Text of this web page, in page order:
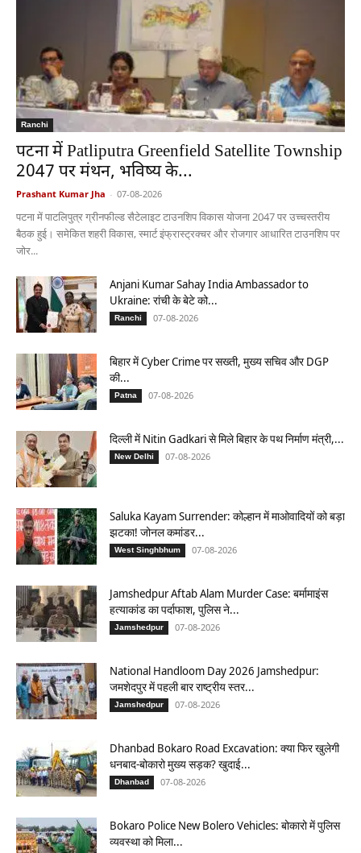
Ranchi
पटना में Patliputra Greenfield Satellite Township
2047 पर मंथन, भविष्य के...
Prashant Kumar Jha - 07-08-2026
पटना में पाटलिपुत्र ग्रीनफील्ड सैटेलाइट टाउनशिप विकास योजना 2047 पर उच्चस्तरीय
बैठक हुई। समेकित शहरी विकास, स्मार्ट इंफ्रास्ट्रक्चर और रोजगार आधारित टाउनशिप पर
जोर...
Anjani Kumar Sahay India Ambassador to
Ukraine: रांची के बेटे को...
Ranchi 07-08-2026
बिहार में Cyber Crime पर सख्ती, मुख्य सचिव और DGP
की...
Patna 07-08-2026
दिल्ली में Nitin Gadkari से मिले बिहार के पथ निर्माण मंत्री,...
New Delhi 07-08-2026
Saluka Kayam Surrender: कोल्हान में माओवादियों को बड़ा
झटका! जोनल कमांडर...
West Singhbhum 07-08-2026
Jamshedpur Aftab Alam Murder Case: बर्मामाइंस
हत्याकांड का पर्दाफाश, पुलिस ने...
Jamshedpur 07-08-2026
National Handloom Day 2026 Jamshedpur:
जमशेदपुर में पहली बार राष्ट्रीय स्तर...
Jamshedpur 07-08-2026
Dhanbad Bokaro Road Excavation: क्या फिर खुलेगी
धनबाद-बोकारो मुख्य सड़क? खुदाई...
Dhanbad 07-08-2026
Bokaro Police New Bolero Vehicles: बोकारो में पुलिस
व्यवस्था को मिला...